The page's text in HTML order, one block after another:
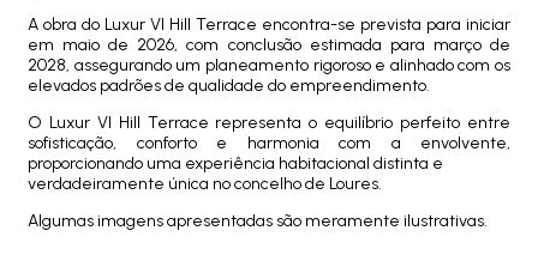
A obra do Luxur VI Hill Terrace encontra-se prevista para iniciar
em maio de 2026, com conclusão estimada para março de
2028, assegurando um planeamento rigoroso e alinhado com os
elevados padrões de qualidade do empreendimento.
O Luxur VI Hill Terrace representa o equilíbrio perfeito entre
sofisticação, conforto e harmonia com a envolvente,
proporcionando uma experiência habitacional distinta e
verdadeiramente única no concelho de Loures.
Algumas imagens apresentadas são meramente ilustrativas.